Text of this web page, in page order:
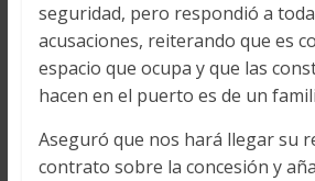
seguridad, pero respondió a
acusaciones, reiterando que es
espacio que ocupa y que las
hacen en el puerto es de un
Aseguró que nos hará llegar su
contrato sobre la concesión y